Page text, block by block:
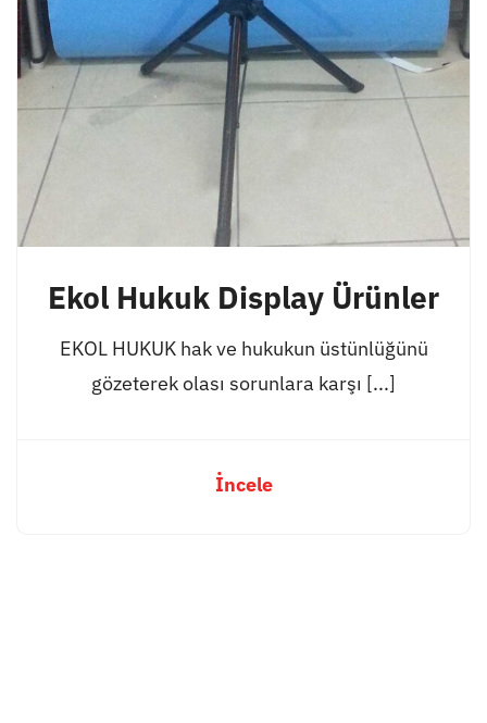
Ekol Hukuk Display Ürünler
EKOL HUKUK hak ve hukukun üstünlüğünü
gözeterek olası sorunlara karşı [...]
İncele